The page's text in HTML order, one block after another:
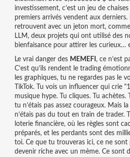
investissement, c’est un jeu de
premiers arrivés vendent aux derniers.
retrouvent avec un jeton mort,
LLM, deux projets qui ont utilisé des
bienfaisance pour attirer les curieux…
Le vrai danger des MEMEFI , ce n’est
C’est qu’ils rendent le trading
les graphiques, tu ne regardes pas le
TikTok. Tu vois un influencer qui crie
musique hype. Tu cliques. Tu
tu n’étais pas assez courageux. Mais
n’étais pas du tout en train de trader.
loterie financière, où les règles sont
préparés, et les perdants sont des
toi. Ce que tu trouveras ici, ce ne sont
devenir riche avec un mème. Ce sont